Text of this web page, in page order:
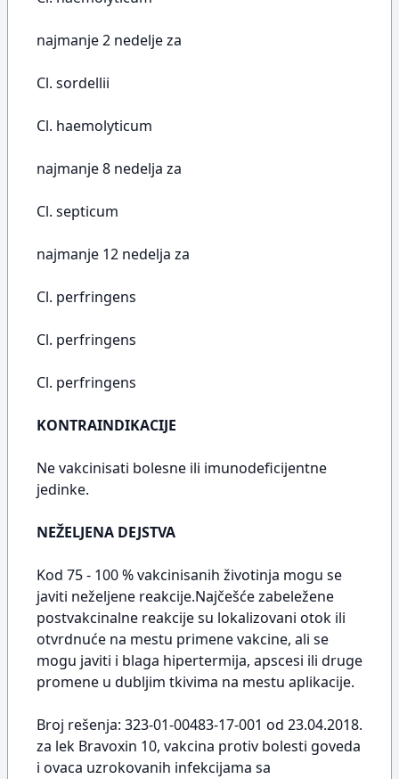
najmanje 2 nedelje za
Cl. sordellii
Cl. haemolyticum
najmanje 8 nedelja za
Cl. septicum
najmanje 12 nedelja za
Cl. perfringens
Cl. perfringens
Cl. perfringens
KONTRAINDIKACIJE
Ne vakcinisati bolesne ili imunodeficijentne
jedinke.
NEŽELJENA DEJSTVA
Kod 75 - 100 % vakcinisanih životinja mogu se
javiti neželjene reakcije.Najčešće zabeležene
postvakcinalne reakcije su lokalizovani otok ili
otvrdnuće na mestu primene vakcine, ali se
mogu javiti i blaga hipertermija, apscesi ili druge
promene u dubljim tkivima na mestu aplikacije.
Broj rešenja: 323-01-00483-17-001 od 23.04.2018.
za lek Bravoxin 10, vakcina protiv bolesti goveda
i ovaca uzrokovanih infekcijama sa